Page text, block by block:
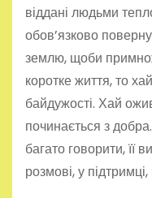
віддані людьми
обов’язково
землю, щоби
коротке життя, то
байдужості. Хай
починається з
багато говорити, її
розмові, у